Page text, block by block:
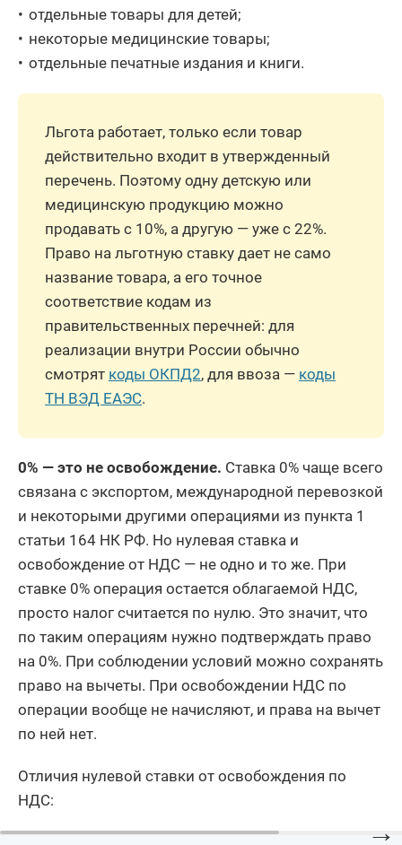
отдельные товары для детей;
некоторые медицинские товары;
отдельные печатные издания и книги.
Льгота работает, только если товар
действительно входит в утвержденный
перечень. Поэтому одну детскую или
медицинскую продукцию можно
продавать с 10%, а другую — уже с 22%.
Право на льготную ставку дает не само
название товара, а его точное
соответствие кодам из
правительственных перечней: для
реализации внутри России обычно
смотрят коды ОКПД2, для ввоза — коды
ТН ВЭД ЕАЭС.
0% — это не освобождение. Ставка 0% чаще всего
связана с экспортом, международной перевозкой
и некоторыми другими операциями из пункта 1
статьи 164 НК РФ. Но нулевая ставка и
освобождение от НДС — не одно и то же. При
ставке 0% операция остается облагаемой НДС,
просто налог считается по нулю. Это значит, что
по таким операциям нужно подтверждать право
на 0%. При соблюдении условий можно сохранять
право на вычеты. При освобождении НДС по
операции вообще не начисляют, и права на вычет
по ней нет.
Отличия нулевой ставки от освобождения по
НДС:
→